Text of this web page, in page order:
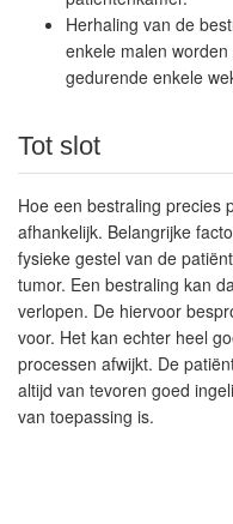
Herhaling van de
enkele malen
gedurende enkele
Tot slot
Hoe een bestraling precies
afhankelijk. Belangrijke
fysieke gestel van de
tumor. Een bestraling kan
verlopen. De hiervoor
voor. Het kan echter heel
processen afwijkt. De
altijd van tevoren goed
van toepassing is.